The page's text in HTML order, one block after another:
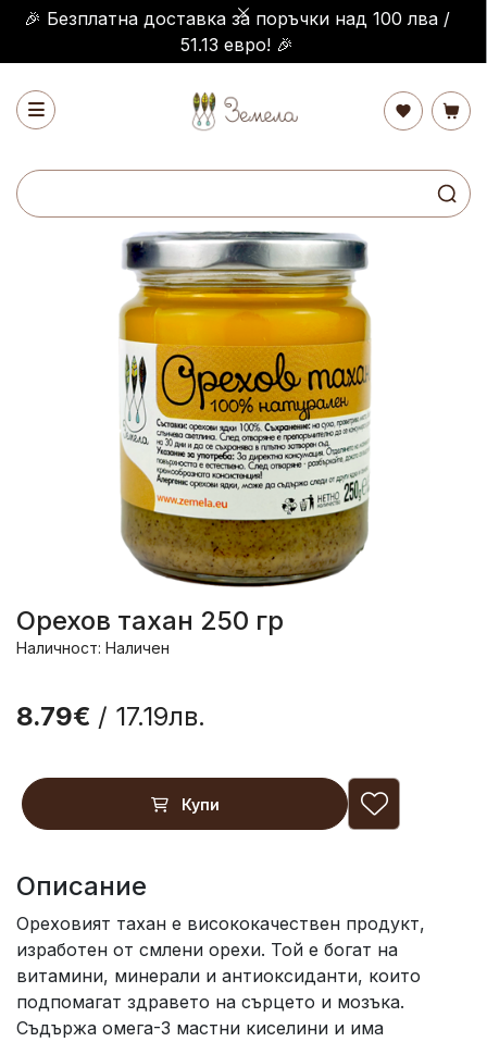
🎉 Безплатна доставка за поръчки над 100 лва /
51.13 евро! 🎉
Орехов тахан 250 гр
Наличност: Наличен
8.79€ / 17.19лв.
Купи
Описание
Ореховият тахан е висококачествен продукт,
изработен от смлени орехи. Той е богат на
витамини, минерали и антиоксиданти, които
подпомагат здравето на сърцето и мозъка.
Съдържа омега-3 мастни киселини и има